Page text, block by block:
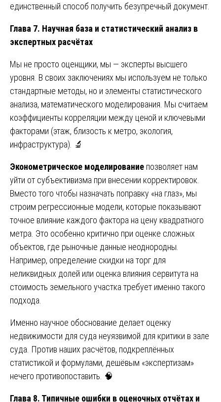
единственный способ получить безупречный документ.
Глава 7. Научная база и статистический анализ в
экспертных расчётах
Мы не просто оценщики, мы — эксперты высшего
уровня. В своих заключениях мы используем не только
стандартные методы, но и элементы статистического
анализа, математического моделирования. Мы считаем
коэффициенты корреляции между ценой и ключевыми
факторами (этаж, близость к метро, экология,
инфраструктура). 🔬
Эконометрическое моделирование позволяет нам
уйти от субъективизма при внесении корректировок.
Вместо того чтобы назначать поправку «на глаз», мы
строим регрессионные модели, которые показывают
точное влияние каждого фактора на цену квадратного
метра. Это особенно критично при оценке сложных
объектов, где рыночные данные неоднородны.
Например, определение скидки на торг для
неликвидных долей или оценка влияния сервитута на
стоимость земельного участка требует именно такого
подхода.
Именно научное обоснование делает оценку
недвижимости для суда неуязвимой для критики в зале
суда. Против наших расчётов, подкреплённых
статистикой и формулами, дешёвым «экспертизам»
нечего противопоставить. 🧠
Глава 8. Типичные ошибки в оценочных отчётах и